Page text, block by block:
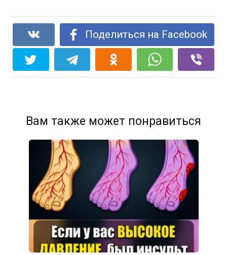
Поделиться на Facebook
Вам также может понравиться